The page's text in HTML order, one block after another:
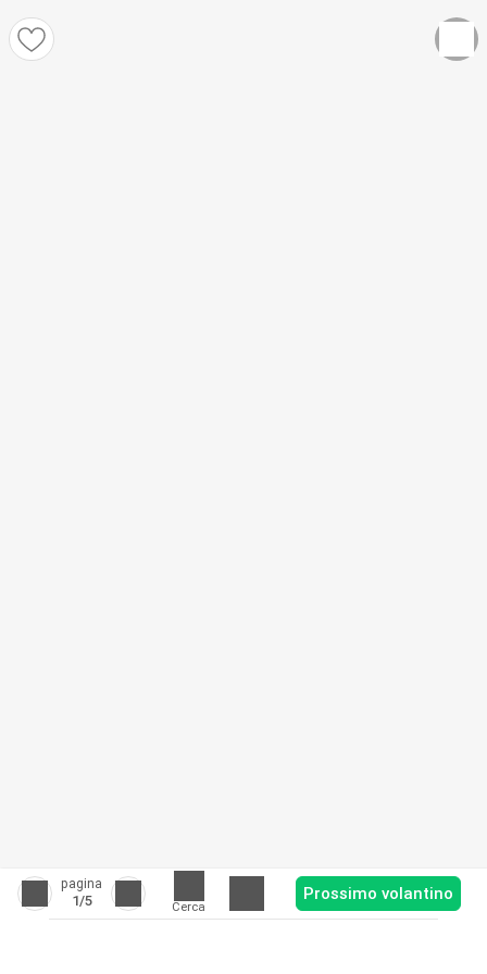
pagina
1/5 Cerca
Prossimo volantino